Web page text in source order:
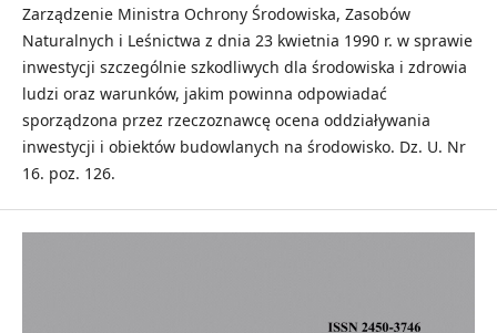
Zarządzenie Ministra Ochrony Środowiska, Zasobów
Naturalnych i Leśnictwa z dnia 23 kwietnia 1990 r. w sprawie
inwestycji szczególnie szkodliwych dla środowiska i zdrowia
ludzi oraz warunków, jakim powinna odpowiadać
sporządzona przez rzeczoznawcę ocena oddziaływania
inwestycji i obiektów budowlanych na środowisko. Dz. U. Nr
16. poz. 126.